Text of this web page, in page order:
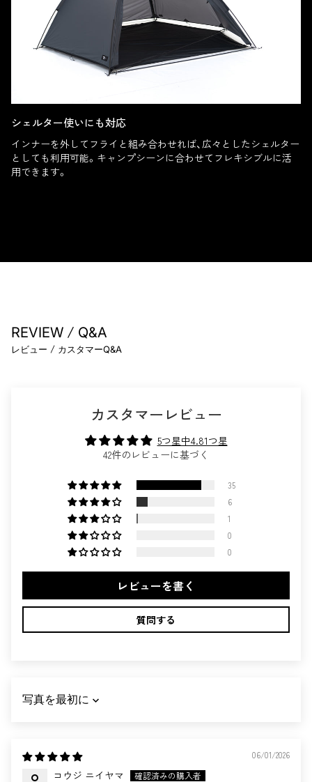
シェルター使いにも対応
インナーを外してフライと組み合わせれば、広々としたシェルター
としても利用可能。キャンプシーンに合わせてフレキシブルに活
用できます。
REVIEW / Q&A
レビュー / カスタマーQ&A
カスタマーレビュー
5つ星中4.81つ星
42件のレビューに基づく
35
6
1
0
0
レビューを書く
質問する
SORT BY
06/01/2026
コウジ ニイヤマ